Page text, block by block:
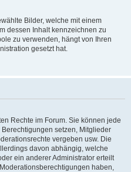
Bilder, welche mit einem
dessen Inhalt kennzeichnen zu
zu verwenden, hängt von Ihren
gesetzt hat.
Rechte im Forum. Sie können jede
setzen, Mitglieder
vergeben usw. Die
davon abhängig, welche
ein anderer Administrator erteilt
haben,